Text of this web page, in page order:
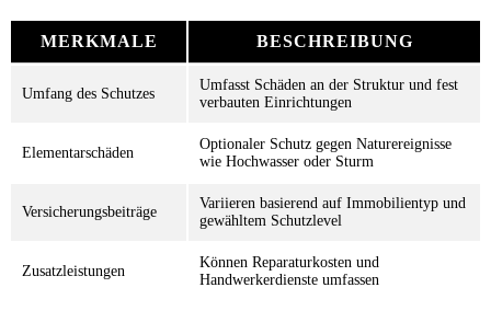
MERKMALE BESCHREIBUNG
Umfang des Schutzes
Umfasst Schäden an der Struktur und fest
verbauten Einrichtungen
Elementarschäden
Optionaler Schutz gegen Naturereignisse
wie Hochwasser oder Sturm
Versicherungsbeiträge
Variieren basierend auf Immobilientyp und
gewähltem Schutzlevel
Zusatzleistungen
Können Reparaturkosten und
Handwerkerdienste umfassen